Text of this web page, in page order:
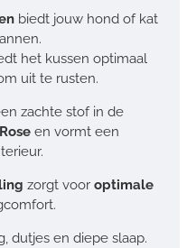
biedt jouw hond of kat
het kussen optimaal
uit te rusten.
zachte stof in de
en vormt een
zorgt voor optimale
dutjes en diepe slaap.